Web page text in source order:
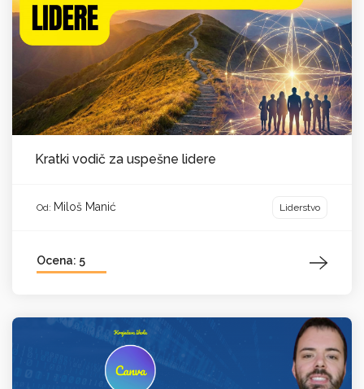
Kratki vodič za uspešne lidere
Od: Miloš Manić Liderstvo
Ocena: 5